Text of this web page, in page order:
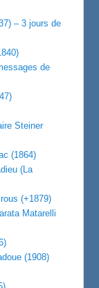
– 3 jours de
de
Steiner
(1864)
(La
(+1879)
Matarelli
(1908)